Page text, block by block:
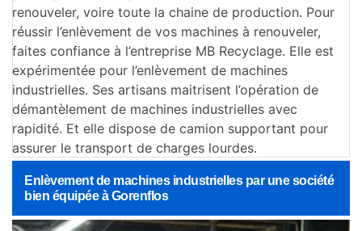
renouveler, voire toute la chaine de production. Pour
réussir l’enlèvement de vos machines à renouveler,
faites confiance à l’entreprise MB Recyclage. Elle est
expérimentée pour l’enlèvement de machines
industrielles. Ses artisans maitrisent l’opération de
démantèlement de machines industrielles avec
rapidité. Et elle dispose de camion supportant pour
assurer le transport de charges lourdes.
Enlèvement de machines industrielles par une société
bien équipée à Gorenflos